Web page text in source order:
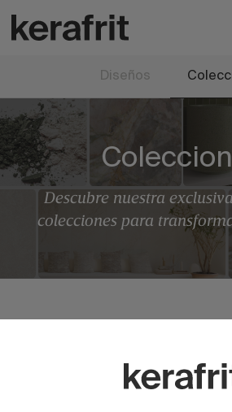
Diseños
Descubre nuestra
colecciones para